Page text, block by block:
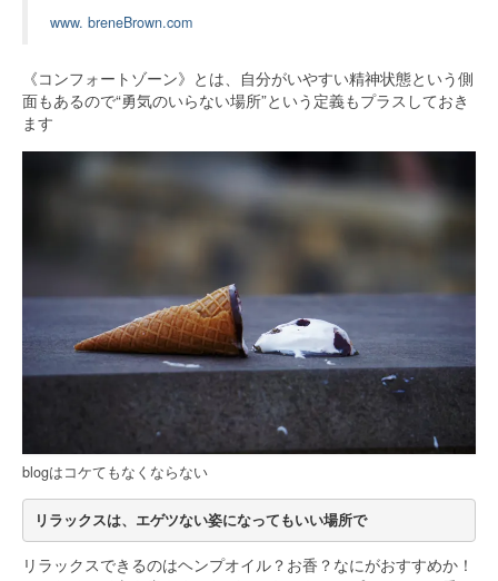
www. breneBrown.com
《コンフォートゾーン》とは、自分がいやすい精神状態という側
面もあるので“勇気のいらない場所”という定義もプラスしておき
ます
blogはコケてもなくならない
リラックスは、エゲツない姿になってもいい場所で
リラックスできるのはヘンプオイル？お香？なにがおすすめか！